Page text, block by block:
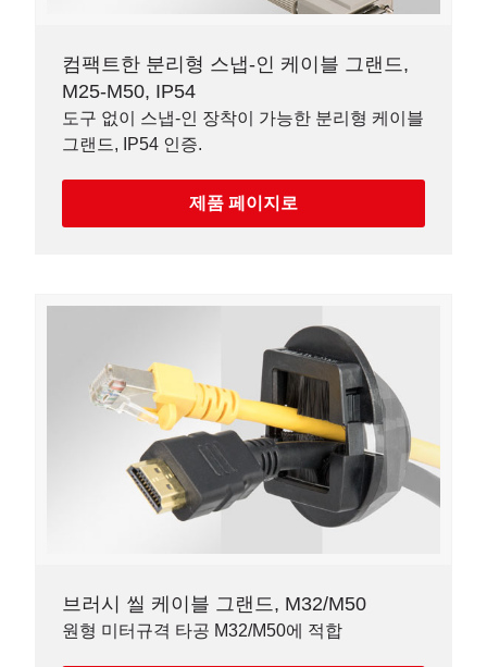
컴팩트한 분리형 스냅-인 케이블 그랜드,
M25-M50, IP54
도구 없이 스냅-인 장착이 가능한 분리형 케이블
그랜드, IP54 인증.
제품 페이지로
브러시 씰 케이블 그랜드, M32/M50
원형 미터규격 타공 M32/M50에 적합